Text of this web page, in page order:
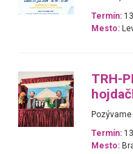
Termín:
Mesto:
TRH-
Pozývame
Termín:
Mesto: